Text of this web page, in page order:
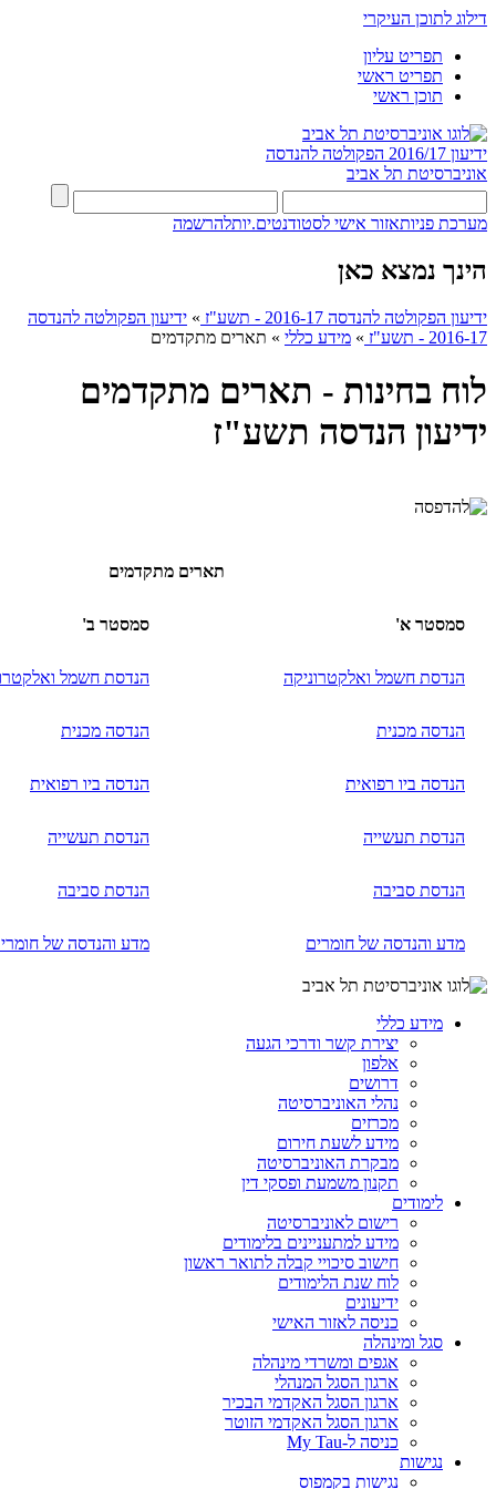
דילוג לתוכן העיקרי
תפריט עליון
תפריט ראשי
תוכן ראשי
ידיעון 2016/17
הפקולטה להנדסה
אוניברסיטת תל אביב
מערכת פניותאזור אישי לסטודנטים.יותלהרשמה
הינך נמצא כאן
ידיעון הפקולטה להנדסה 2016-17 - תשע"ז » ידיעון הפקולטה להנדסה
2016-17 - תשע"ז
» מידע כללי » תארים מתקדמים
לוח בחינות - תארים מתקדמים
ידיעון הנדסה תשע"ז
תארים מתקדמים
סמסטר א' סמסטר ב'
הנדסת חשמל ואלקטרוניקה הנדסת חשמל
הנדסה מכנית הנדסה מכנית
הנדסה ביו רפואית הנדסה ביו רפואית
הנדסת תעשייה הנדסת תעשייה
הנדסת סביבה הנדסת סביבה
מדע והנדסה של חומרים מדע והנדסה של
מידע כללי
יצירת קשר ודרכי הגעה
אלפון
דרושים
נהלי האוניברסיטה
מכרזים
מידע לשעת חירום
מבקרת האוניברסיטה
תקנון משמעת ופסקי דין
לימודים
רישום לאוניברסיטה
מידע למתעניינים בלימודים
חישוב סיכויי קבלה לתואר ראשון
לוח שנת הלימודים
ידיעונים
כניסה לאזור האישי
סגל ומינהלה
אגפים ומשרדי מינהלה
ארגון הסגל המנהלי
ארגון הסגל האקדמי הבכיר
ארגון הסגל האקדמי הזוטר
כניסה ל-My Tau
נגישות
נגישות בקמפוס